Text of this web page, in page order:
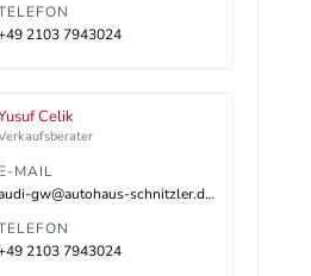
2103 7943024
Celik
E-MAIL
audi-gw@autohaus-schnitzler.dealerdesk.de
2103 7943024